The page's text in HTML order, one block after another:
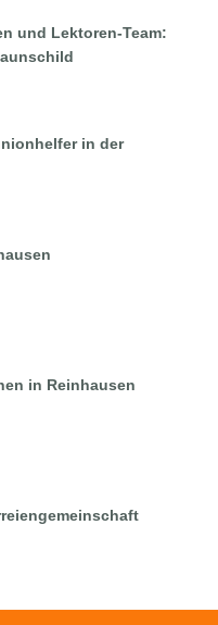
und Lektoren-Team:
in der
in Reinhausen